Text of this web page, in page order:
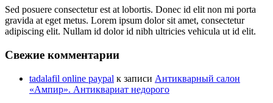
Sed posuere consectetur est at lobortis. Donec id elit non mi porta
gravida at eget metus. Lorem ipsum dolor sit amet, consectetur
adipiscing elit. Nullam id dolor id nibh ultricies vehicula ut id elit.
Свежие комментарии
tadalafil online paypal к записи Антикварный салон
«Ампир». Антиквариат недорого